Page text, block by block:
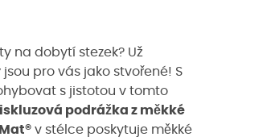
na dobytí stezek? Už
jsou pro vás jako stvořené! S
s jistotou v tomto
podrážka z měkké
v stélce poskytuje měkké